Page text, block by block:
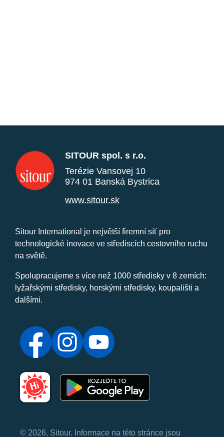
SITOUR spol. s r.o.
Terézie Vansovej 10
974 01 Banská Bystrica
www.sitour.sk
Sitour International je největší firemní síť pro
technologické inovace ve střediscích cestovního ruchu
na světě.
Spolupracujeme s více než 1000 středisky v 8 zemích:
lyžařskými středisky, horskými středisky, koupališti a
dalšími.
© 2026, Sitour. Informace na této stránce jsou